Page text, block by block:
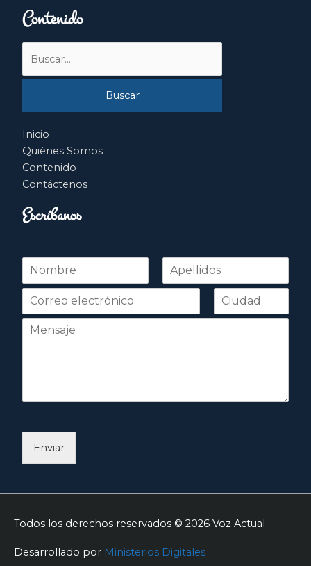
Contenido
por:
Inicio
Quiénes Somos
Contenido
Contáctenos
Escríbanos
N
m
r
Nombre Apellidos
Enviar
Todos los derechos reservados © 2026 Voz Actual
Desarrollado por Ministerios Digitales